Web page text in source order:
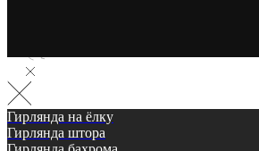
Гирлянда на ёлку
Гирлянда штора